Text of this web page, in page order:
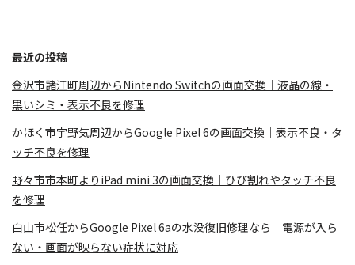
最近の投稿
金沢市諸江町周辺からNintendo Switchの画面交換｜液晶の線・
黒いシミ・表示不良を修理
かほく市宇野気周辺からGoogle Pixel 6の画面交換｜表示不良・タ
ッチ不良を修理
野々市市本町よりiPad mini 3の画面交換｜ひび割れやタッチ不良
を修理
白山市松任からGoogle Pixel 6aの水没復旧修理なら｜電源が入ら
ない・画面が映らない症状に対応